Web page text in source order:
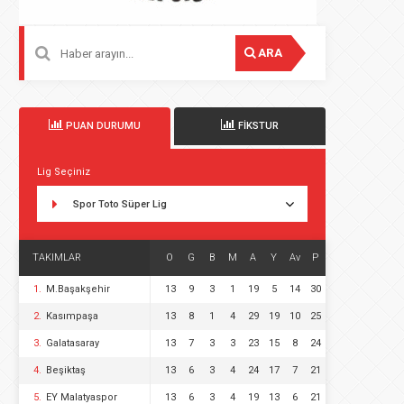
ARA
PUAN DURUMU FİKSTUR
Lig Seçiniz
Spor Toto Süper Lig
TAKIMLAR O G B M A Y Av P
1. M.Başakşehir 13 9 3 1 19 5 14 30
2. Kasımpaşa 13 8 1 4 29 19 10 25
3. Galatasaray 13 7 3 3 23 15 8 24
4. Beşiktaş 13 6 3 4 24 17 7 21
5. EY Malatyaspor 13 6 3 4 19 13 6 21